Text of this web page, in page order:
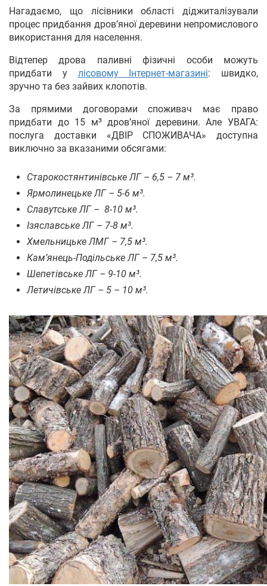
Нагадаємо, що лісівники області діджиталізували
процес придбання дров’яної деревини непромислового
використання для населення.
Відтепер дрова паливні фізичні особи можуть
придбати у лісовому Інтернет-магазині: швидко,
зручно та без зайвих клопотів.
За прямими договорами споживач має право
придбати до 15 м³ дров’яної деревини. Але УВАГА:
послуга доставки «ДВІР СПОЖИВАЧА» доступна
виключно за вказаними обсягами:
Старокостянтинівське ЛГ – 6,5 – 7 м³.
Ярмолинецьке ЛГ – 5-6 м³.
Славутське ЛГ – 8-10 м³.
Ізяславське ЛГ – 7-8 м³.
Хмельницьке ЛМГ – 7,5 м³.
Кам’янець-Подільське ЛГ – 7,5 м³.
Шепетівське ЛГ – 9-10 м³.
Летичівське ЛГ – 5 – 10 м³.